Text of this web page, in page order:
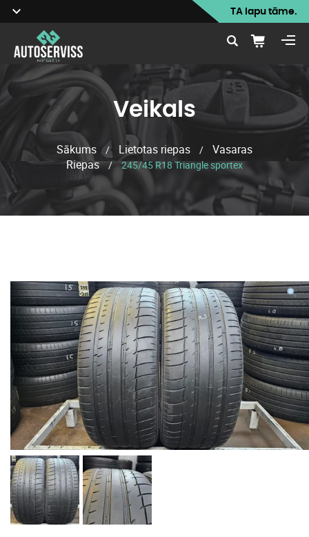
TA lapu tāme.
Veikals
Sākums / Lietotas riepas /
Vasaras
Riepas / 245/45 R18 Triangle sportex